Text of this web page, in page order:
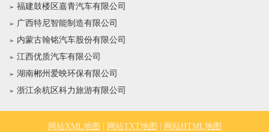
福建鼓楼区嘉青汽车有限公司
广西特尼智能制造有限公司
内蒙古翰铭汽车股份有限公司
江西优质汽车有限公司
湖南郴州爱映环保有限公司
浙江余杭区科力旅游有限公司
网站XML地图 网站TXT地图 网站HTML地图